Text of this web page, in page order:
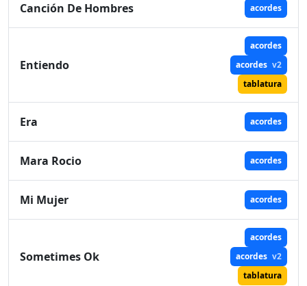
Canción De Hombres acordes
Entiendo
acordes
acordes v2
tablatura
Era acordes
Mara Rocio acordes
Mi Mujer acordes
Sometimes Ok
acordes
acordes v2
tablatura